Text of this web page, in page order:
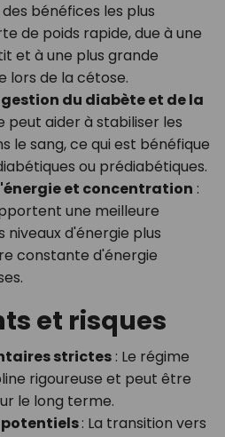
des bénéfices les plus
de poids rapide, due à une
et à une plus grande
lors de la cétose.
du diabète et de la
peut aider à stabiliser les
le sang, ce qui est bénéfique
ou prédiabétiques.
et concentration :
une meilleure
d'énergie plus
constante d'énergie
et risques
strictes: Le régime
rigoureuse et peut être
le long terme.
: La transition vers